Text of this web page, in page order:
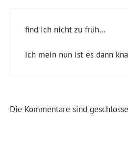
find ich nicht zu früh…
ich mein nun ist es dann
Die Kommentare sind